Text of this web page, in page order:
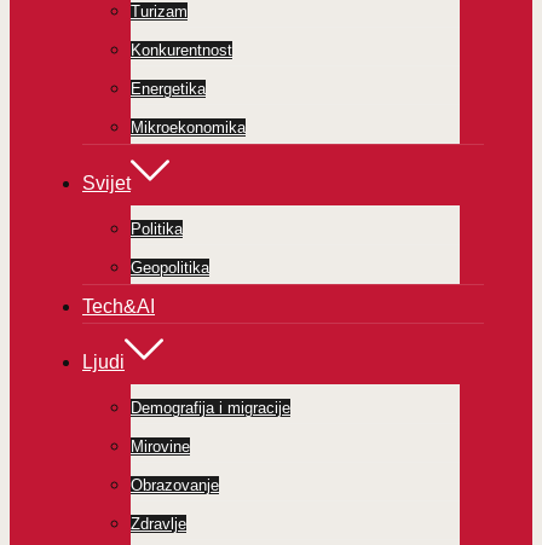
Turizam
Konkurentnost
Energetika
Mikroekonomika
Svijet
Politika
Geopolitika
Tech&AI
Ljudi
Demografija i migracije
Mirovine
Obrazovanje
Zdravlje